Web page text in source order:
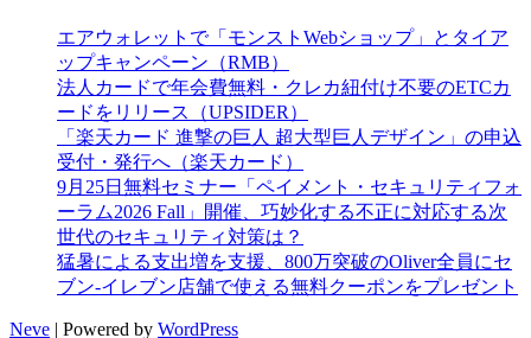
エアウォレットで「モンストWebショップ」とタイア
ップキャンペーン（RMB）
法人カードで年会費無料・クレカ紐付け不要のETCカ
ードをリリース（UPSIDER）
「楽天カード 進撃の巨人 超大型巨人デザイン」の申込
受付・発行へ（楽天カード）
9月25日無料セミナー「ペイメント・セキュリティフォ
ーラム2026 Fall」開催、巧妙化する不正に対応する次
世代のセキュリティ対策は？
猛暑による支出増を支援、800万突破のOliver全員にセ
ブン‐イレブン店舗で使える無料クーポンをプレゼント
Neve | Powered by WordPress